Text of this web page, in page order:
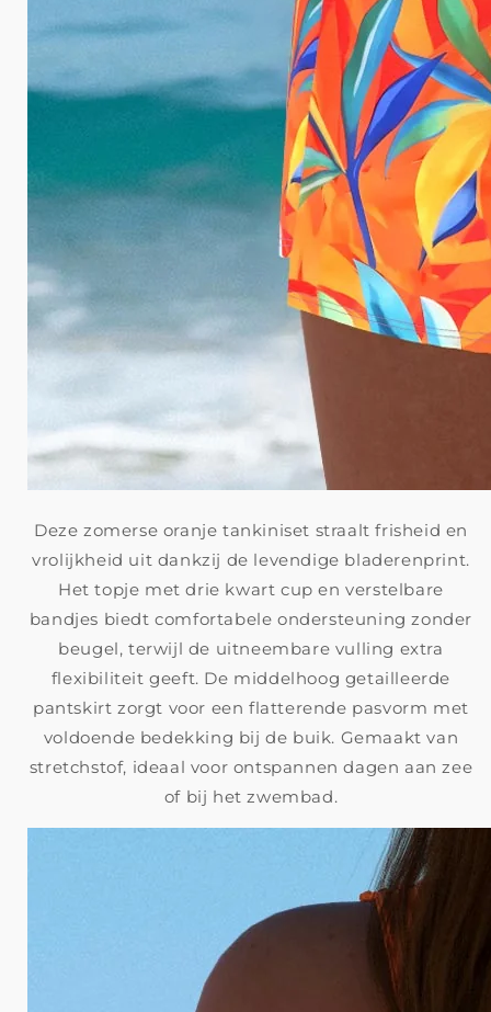
Deze zomerse oranje tankiniset straalt frisheid en
vrolijkheid uit dankzij de levendige bladerenprint.
Het topje met drie kwart cup en verstelbare
bandjes biedt comfortabele ondersteuning zonder
beugel, terwijl de uitneembare vulling extra
flexibiliteit geeft. De middelhoog getailleerde
pantskirt zorgt voor een flatterende pasvorm met
voldoende bedekking bij de buik. Gemaakt van
stretchstof, ideaal voor ontspannen dagen aan zee
of bij het zwembad.